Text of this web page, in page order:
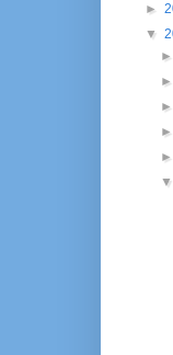
►
▼
►
►
►